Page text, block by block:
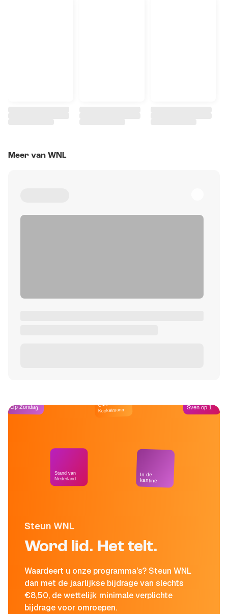
Meer van WNL
Steun WNL
Word lid. Het telt.
Waardeert u onze programma's? Steun WNL
dan met de jaarlijkse bijdrage van slechts
€8,50, de wettelijk minimale verplichte
bijdrage voor omroepen.
Op Zondag
Stand van
Nederland
Café
Kockelmann
In de
kantine
Sven op 1